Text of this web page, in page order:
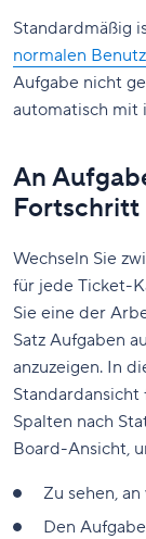
Standardmäßig
normalen
Aufgabe nicht
automatisch mit
An
Wechseln Sie
für jede Ticket-
Sie eine der
Satz Aufgaben
anzuzeigen. In
Spalten nach
Board-Ansicht,
Zu sehen,
Den